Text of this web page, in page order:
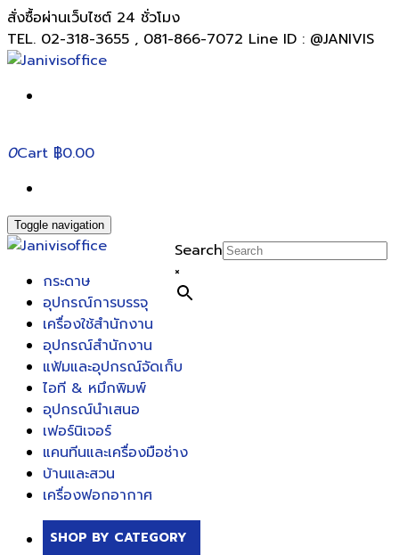
สั่งซื้อผ่านเว็บไซต์ 24 ชั่วโมง
TEL. 02-318-3655 , 081-866-7072 Line ID : @JANIVIS
0Cart ฿0.00
Toggle navigation
Search
×
กระดาษ
อุปกรณ์การบรรจุ
เครื่องใช้สำนักงาน
อุปกรณ์สำนักงาน
แฟ้มและอุปกรณ์จัดเก็บ
ไอที & หมึกพิมพ์
อุปกรณ์นำเสนอ
เฟอร์นิเจอร์
แคนทีนและเครื่องมือช่าง
บ้านและสวน
เครื่องฟอกอากาศ
SHOP BY CATEGORY